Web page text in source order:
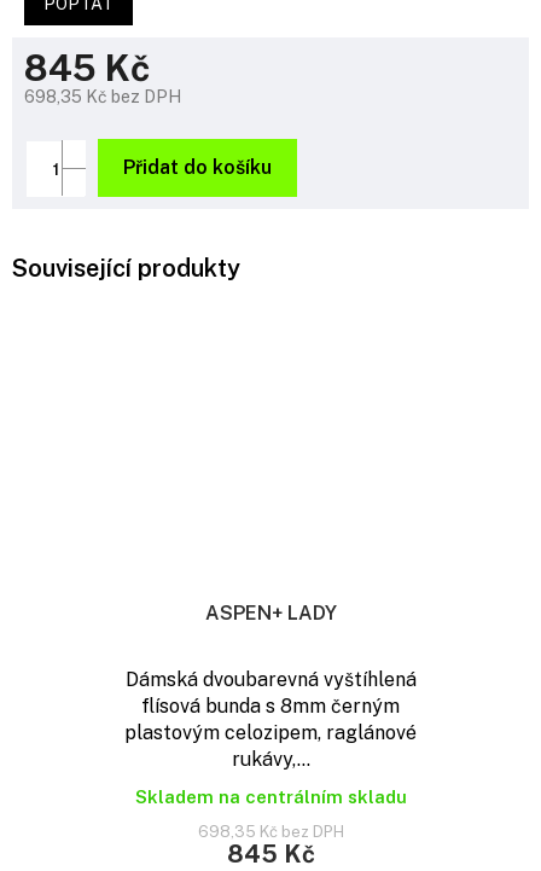
845 Kč
698,35 Kč bez DPH
cena:
Přidat do košíku
Související produkty
ASPEN+ LADY
Dámská dvoubarevná vyštíhlená
flísová bunda s 8mm černým
plastovým celozipem, raglánové
rukávy,...
Skladem na centrálním skladu
698,35 Kč bez DPH
845 Kč